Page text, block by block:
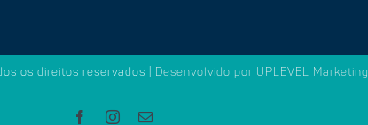
os direitos reservados | Desenvolvido por UPLEVEL
FacebookInstagram
Email